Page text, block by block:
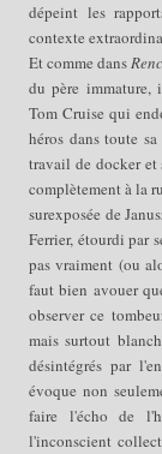
dépeint les
contexte
Et comme dans
du père immature,
Tom Cruise qui
héros dans toute
travail de docker et
complètement à la
surexposée de
Ferrier, étourdi par
pas vraiment (ou
faut bien avouer
observer ce
mais surtout
désintégrés par
évoque non
faire l'écho de
l'inconscient